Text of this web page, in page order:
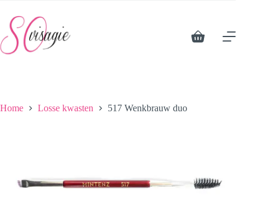
naar
inhoud
Winkelwagen
Home Losse kwasten 517 Wenkbrauw duo